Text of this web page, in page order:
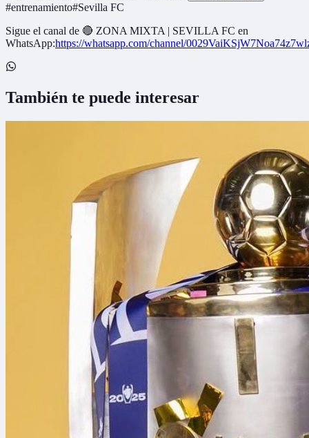
#entrenamiento#Sevilla FC
Sigue el canal de 🔴 ZONA MIXTA | SEVILLA FC en
WhatsApp:https://whatsapp.com/channel/
También te puede interesar